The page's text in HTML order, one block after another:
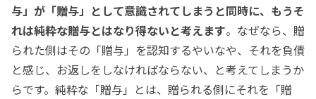
与」が「贈与」として意識されてしまうと同時に、もうそ
れは純粋な贈与とはなり得ないと考えます。なぜなら、贈
られた側はその「贈与」を認知するやいなや、それを負債
と感じ、お返しをしなければならない、と考えてしまうか
らです。純粋な「贈与」とは、贈られる側にそれを「贈